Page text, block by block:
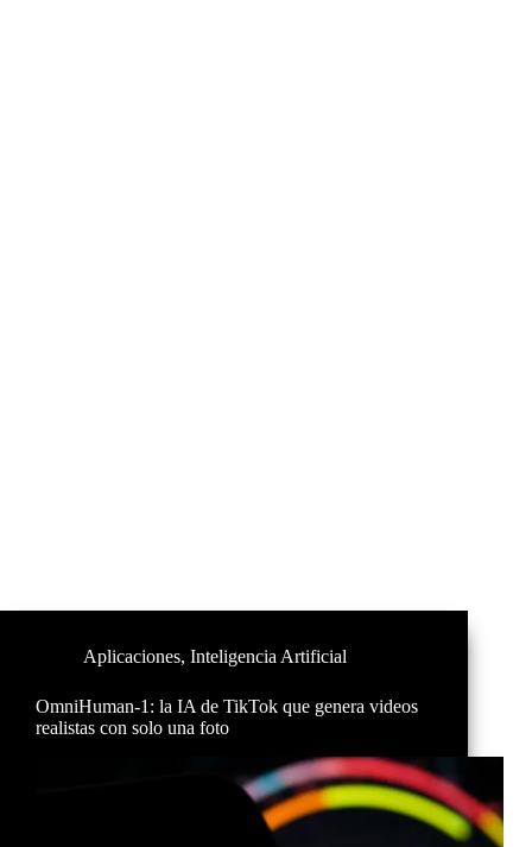
Aplicaciones, Inteligencia Artificial
OmniHuman-1: la IA de TikTok que genera videos
realistas con solo una foto